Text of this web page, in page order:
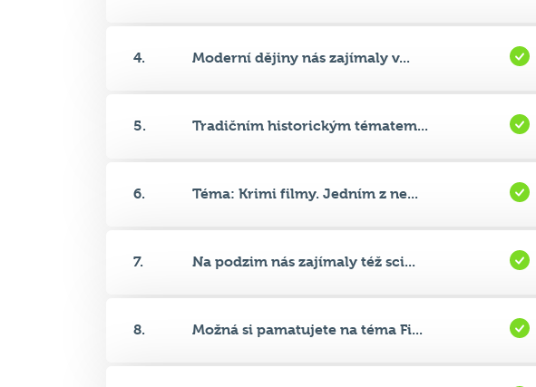
4. Moderní dějiny nás zajímaly v...
5. Tradičním historickým tématem...
6. Téma: Krimi filmy. Jedním z ne...
7. Na podzim nás zajímaly též sci...
8. Možná si pamatujete na téma Fi...